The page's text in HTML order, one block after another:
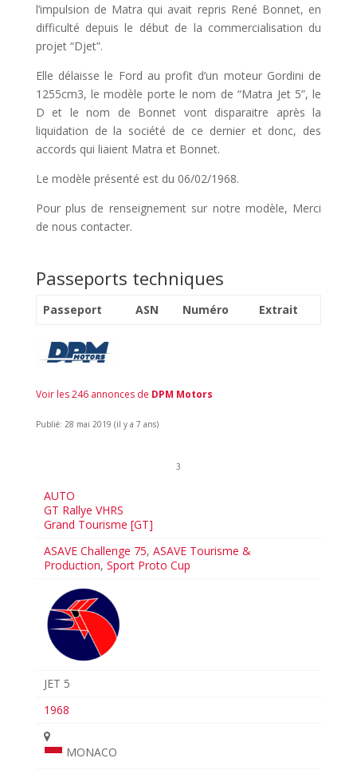
l’impulsion de Matra qui avait repris René Bonnet, en
difficulté depuis le début de la commercialisation du
projet “Djet”.
Elle délaisse le Ford au profit d’un moteur Gordini de
1255cm3, le modèle porte le nom de “Matra Jet 5”, le
D et le nom de Bonnet vont disparaitre après la
liquidation de la société de ce dernier et donc, des
accords qui liaient Matra et Bonnet.
Le modèle présenté est du 06/02/1968.
Pour plus de renseignement sur notre modèle, Merci
de nous contacter.
Passeports techniques
Passeport ASN Numéro Extrait
Voir les 246 annonces de DPM Motors
Publié: 28 mai 2019 (il y a 7 ans)
3
AUTO
GT Rallye VHRS
Grand Tourisme [GT]
ASAVE Challenge 75,ASAVE Tourisme &
Production,Sport Proto Cup
JET 5
1968
MONACO